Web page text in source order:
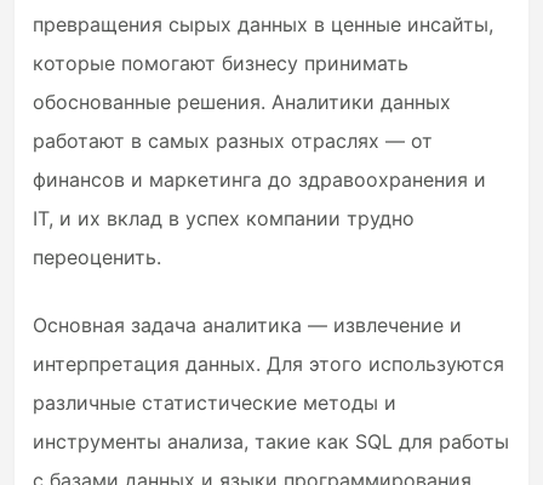
превращения сырых данных в ценные инсайты,
которые помогают бизнесу принимать
обоснованные решения. Аналитики данных
работают в самых разных отраслях — от
финансов и маркетинга до здравоохранения и
IT, и их вклад в успех компании трудно
переоценить.
Основная задача аналитика — извлечение и
интерпретация данных. Для этого используются
различные статистические методы и
инструменты анализа, такие как SQL для работы